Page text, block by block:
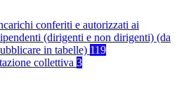
conferiti e autorizzati ai
(dirigenti e non dirigenti) (da
in tabelle) 119
collettiva 3